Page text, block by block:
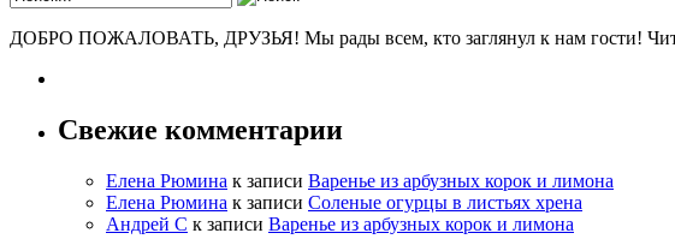
ДОБРО ПОЖАЛОВАТЬ, ДРУЗЬЯ! Мы рады всем, кто заглянул к нам гости!
Свежие комментарии
Елена Рюмина к записи Варенье из арбузных корок и лимона
Елена Рюмина к записи Соленые огурцы в листьях хрена
Андрей С к записи Варенье из арбузных корок и лимона